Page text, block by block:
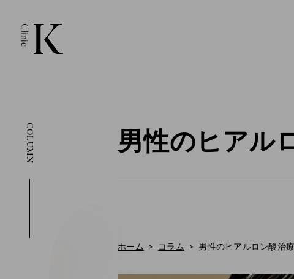
COLUMN 男性のヒアル
ホーム コラム 男性のヒアルロン酸治